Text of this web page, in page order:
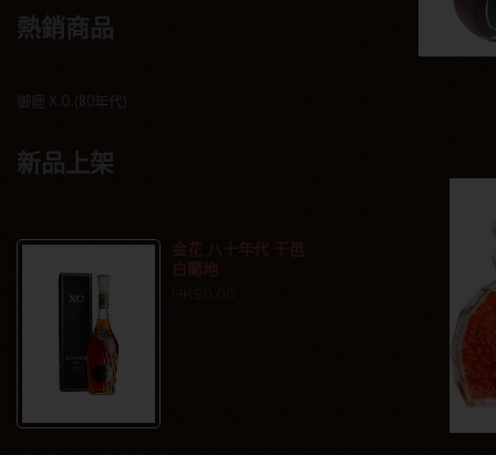
熱銷商品
御鹿 X.O.(80年代)
新品上架
金花 八十年代 干邑
白蘭地
HK$0.00